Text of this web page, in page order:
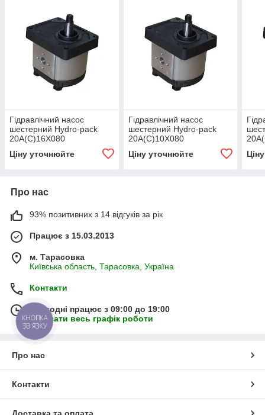
Гідравлічний насос
шестерний Hydro-pack
20A(C)16X080
Ціну уточнюйте
Гідравлічний насос
шестерний Hydro-pack
20A(C)10X080
Ціну уточнюйте
Про нас
93% позитивних з 14 відгуків за рік
Працює з 15.03.2013
м. Тарасовка
Київська область, Тарасовка, Україна
Контакти
Сьогодні працює з 09:00 до 19:00
Показати весь графік роботи
Про нас
Контакти
КНОПКА
ЗВ'ЯЗКУ